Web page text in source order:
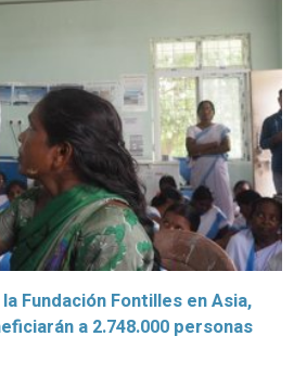
Fundación Fontilles en Asia,
a 2.748.000 personas